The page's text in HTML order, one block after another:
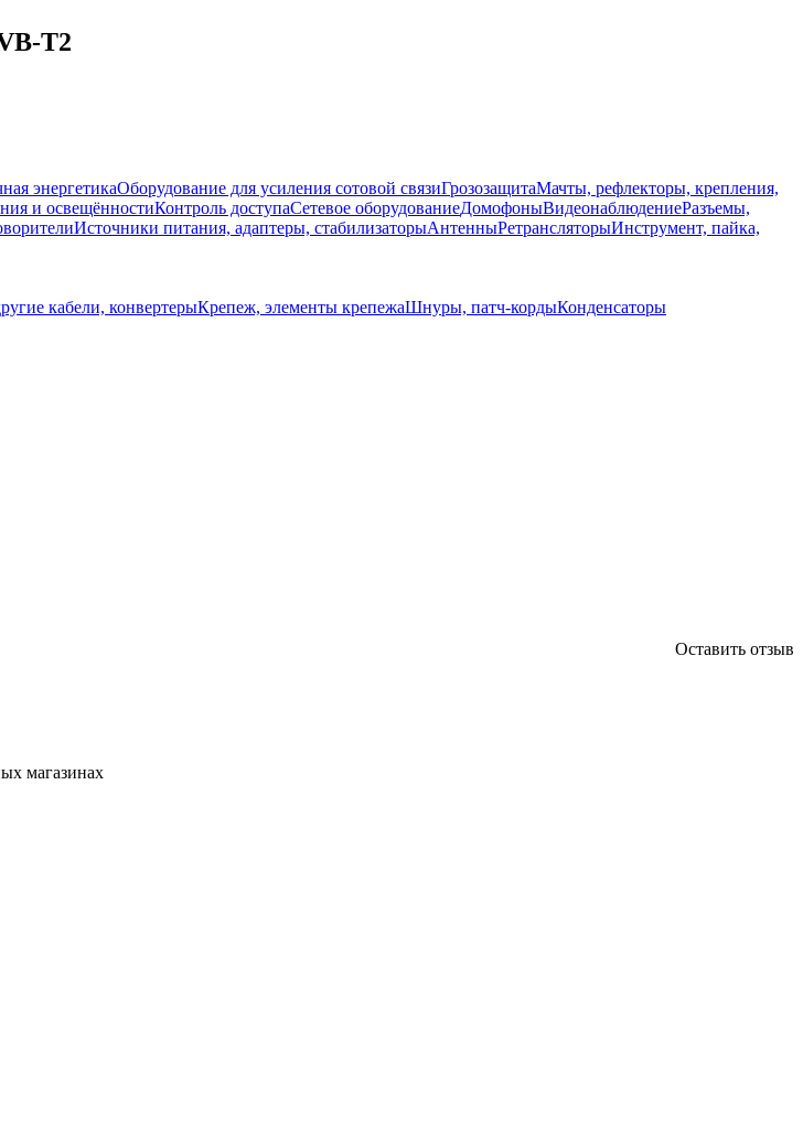
T2
энергетикаОборудование для усиления сотовой связиГрозозащитаМачты, рефлекторы, крепления,
и освещённостиКонтроль доступаСетевое оборудованиеДомофоныВидеонаблюдениеРазъемы,
Источники питания, адаптеры, стабилизаторыАнтенныРетрансляторыИнструмент, пайка,
кабели, конвертерыКрепеж, элементы крепежаШнуры, патч-кордыКонденсаторы
Оставить отзыв
магазинах